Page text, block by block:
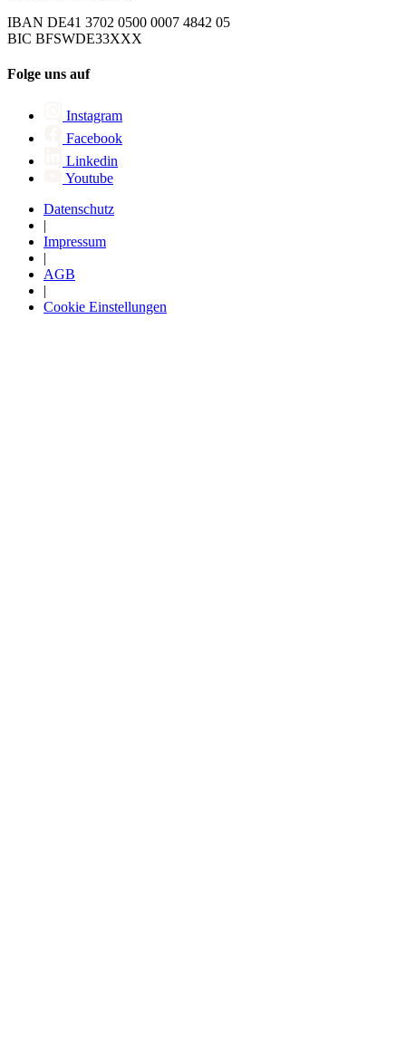
IBAN DE41 3702 0500 0007 4842 05
BIC BFSWDE33XXX
Folge uns auf
Instagram
Facebook
Linkedin
Youtube
Datenschutz
|
Impressum
|
AGB
|
Cookie Einstellungen